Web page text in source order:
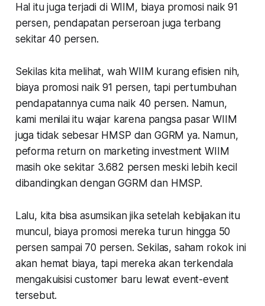
Hal itu juga terjadi di WIIM, biaya promosi naik 91
persen, pendapatan perseroan juga terbang
sekitar 40 persen.
Sekilas kita melihat, wah WIIM kurang efisien nih,
biaya promosi naik 91 persen, tapi pertumbuhan
pendapatannya cuma naik 40 persen. Namun,
kami menilai itu wajar karena pangsa pasar WIIM
juga tidak sebesar HMSP dan GGRM ya. Namun,
peforma return on marketing investment WIIM
masih oke sekitar 3.682 persen meski lebih kecil
dibandingkan dengan GGRM dan HMSP.
Lalu, kita bisa asumsikan jika setelah kebijakan itu
muncul, biaya promosi mereka turun hingga 50
persen sampai 70 persen. Sekilas, saham rokok ini
akan hemat biaya, tapi mereka akan terkendala
mengakuisisi customer baru lewat event-event
tersebut.